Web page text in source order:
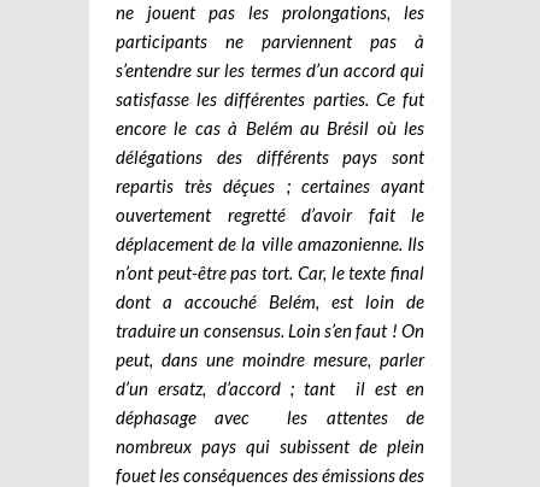
ne jouent pas les prolongations, les
participants ne parviennent pas à
s’entendre sur les termes d’un accord qui
satisfasse les différentes parties. Ce fut
encore le cas à Belém au Brésil où les
délégations des différents pays sont
repartis très déçues ; certaines ayant
ouvertement regretté d’avoir fait le
déplacement de la ville amazonienne. Ils
n’ont peut-être pas tort. Car, le texte final
dont a accouché Belém, est loin de
traduire un consensus. Loin s’en faut ! On
peut, dans une moindre mesure, parler
d’un ersatz, d’accord ; tant il est en
déphasage avec les attentes de
nombreux pays qui subissent de plein
fouet les conséquences des émissions des